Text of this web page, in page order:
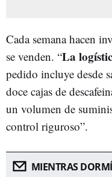
Cada semana hacen
se venden. “La
pedido incluye desde
doce cajas de
un volumen de
control riguroso”.
MIENTRAS